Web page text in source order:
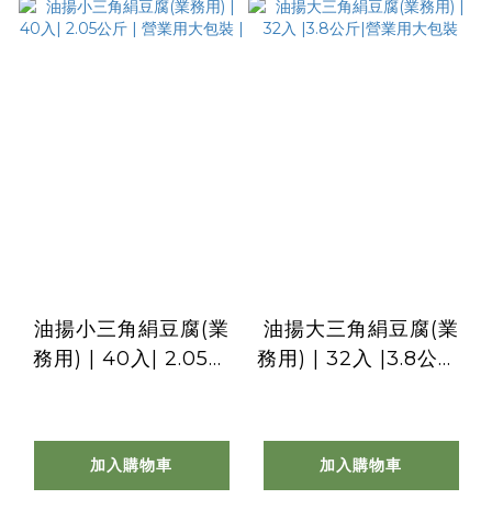
油揚小三角絹豆腐(業
務用) | 40入| 2.05公
加入購物車
油揚大三角絹豆腐(業
務用) | 32入 |3.8公斤|
加入購物車